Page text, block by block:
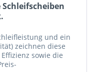
Schleifscheiben
und ein
zeichnen diese
sowie die